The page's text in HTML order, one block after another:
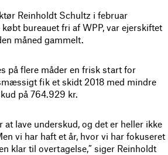
Reinholdt Schultz i februar
bureauet fri af WPP, var ejerskiftet
måned gammelt.
på flere måder en frisk start for
fik et skidt 2018 med mindre
på 764.929 kr.
at lave underskud, og det er heller ikke
vi har haft et år, hvor vi har fokuseret
klar til overtagelse,” siger Reinholdt